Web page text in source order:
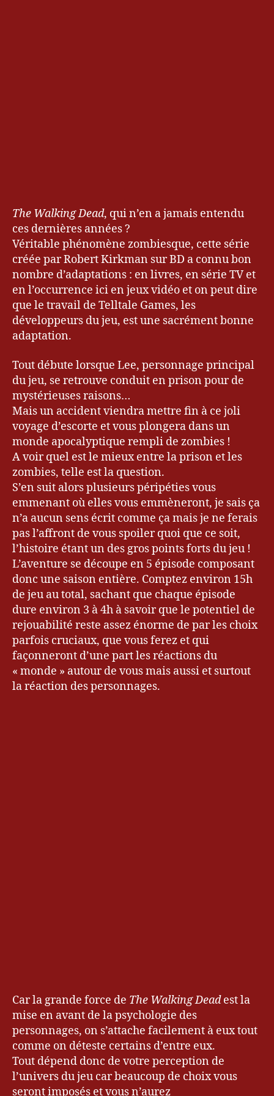
The Walking Dead, qui n’en a jamais entendu
ces dernières années ?
Véritable phénomène zombiesque, cette série
créée par Robert Kirkman sur BD a connu bon
nombre d’adaptations : en livres, en série TV et
en l’occurrence ici en jeux vidéo et on peut dire
que le travail de Telltale Games, les
développeurs du jeu, est une sacrément bonne
adaptation.
Tout débute lorsque Lee, personnage principal
du jeu, se retrouve conduit en prison pour de
mystérieuses raisons…
Mais un accident viendra mettre fin à ce joli
voyage d’escorte et vous plongera dans un
monde apocalyptique rempli de zombies !
A voir quel est le mieux entre la prison et les
zombies, telle est la question.
S’en suit alors plusieurs péripéties vous
emmenant où elles vous emmèneront, je sais ça
n’a aucun sens écrit comme ça mais je ne ferais
pas l’affront de vous spoiler quoi que ce soit,
l’histoire étant un des gros points forts du jeu !
L’aventure se découpe en 5 épisode composant
donc une saison entière. Comptez environ 15h
de jeu au total, sachant que chaque épisode
dure environ 3 à 4h à savoir que le potentiel de
rejouabilité reste assez énorme de par les choix
parfois cruciaux, que vous ferez et qui
façonneront d’une part les réactions du
« monde » autour de vous mais aussi et surtout
la réaction des personnages.
Car la grande force de The Walking Deadest la
mise en avant de la psychologie des
personnages, on s’attache facilement à eux tout
comme on déteste certains d’entre eux.
Tout dépend donc de votre perception de
l’univers du jeu car beaucoup de choix vous
seront imposés et vous n’aurez